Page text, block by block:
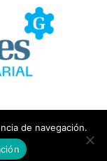
RODRIGO
de navegación.